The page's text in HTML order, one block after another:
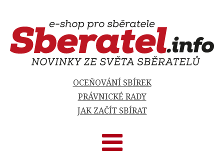
OCEŇOVÁNÍ SBÍREK
PRÁVNICKÉ RADY
JAK ZAČÍT SBÍRAT